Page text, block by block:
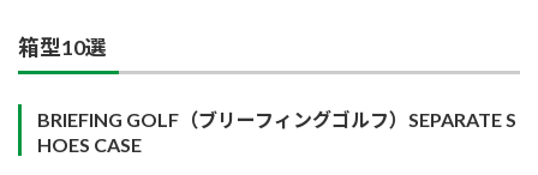
箱型10選
BRIEFING GOLF（ブリーフィングゴルフ）SEPARATE S
HOES CASE